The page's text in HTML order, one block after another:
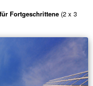
Fortgeschrittene (2 x 3